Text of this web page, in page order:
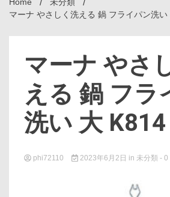
マーナ やさしく洗える 鍋 フライパン洗
マーナ やさ
える 鍋 フラ
洗い 大 K814
phi72110 2023年6月2日 in 未分類 - 0